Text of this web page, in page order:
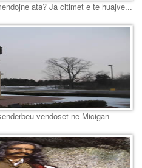
ata? Ja citimet e te huajve...
vendoset ne Micigan